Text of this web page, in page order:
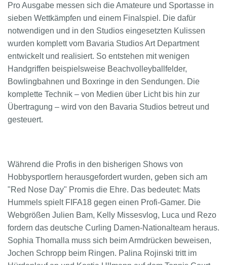
Pro Ausgabe messen sich die Amateure und Sportasse in
sieben Wettkämpfen und einem Finalspiel. Die dafür
notwendigen und in den Studios eingesetzten Kulissen
wurden komplett vom Bavaria Studios Art Department
entwickelt und realisiert. So entstehen mit wenigen
Handgriffen beispielsweise Beachvolleyballfelder,
Bowlingbahnen und Boxringe in den Sendungen. Die
komplette Technik – von Medien über Licht bis hin zur
Übertragung – wird von den Bavaria Studios betreut und
gesteuert.
Während die Profis in den bisherigen Shows von
Hobbysportlern herausgefordert wurden, geben sich am
"Red Nose Day" Promis die Ehre. Das bedeutet: Mats
Hummels spielt FIFA18 gegen einen Profi-Gamer. Die
Webgrößen Julien Bam, Kelly Missesvlog, Luca und Rezo
fordern das deutsche Curling Damen-Nationalteam heraus.
Sophia Thomalla muss sich beim Armdrücken beweisen,
Jochen Schropp beim Ringen. Palina Rojinski tritt im